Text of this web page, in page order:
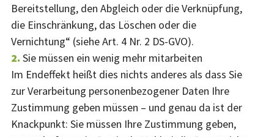
Bereitstellung, den Abgleich oder die Verknüpfung,
die Einschränkung, das Löschen oder die
Vernichtung“ (siehe Art. 4 Nr. 2 DS-GVO).
Sie müssen ein wenig mehr mitarbeiten
Im Endeffekt heißt dies nichts anderes als dass Sie
zur Verarbeitung personenbezogener Daten Ihre
Zustimmung geben müssen – und genau da ist der
Knackpunkt: Sie müssen Ihre Zustimmung geben,